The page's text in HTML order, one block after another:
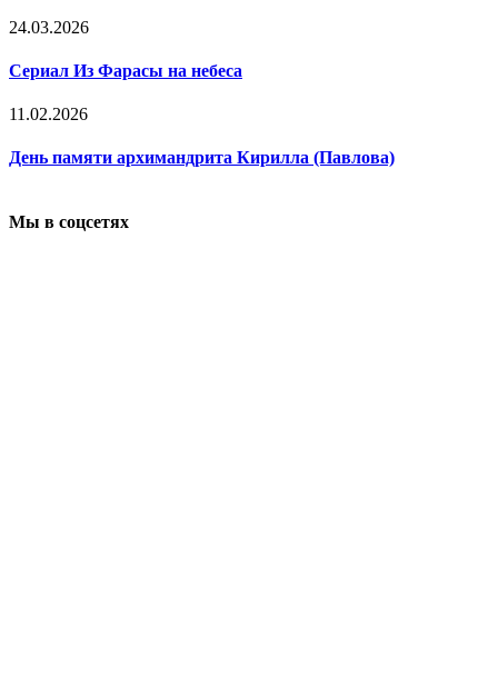
24.03.2026
Сериал Из Фарасы на небеса
11.02.2026
День памяти архимандрита Кирилла (Павлова)
Мы в соцсетях